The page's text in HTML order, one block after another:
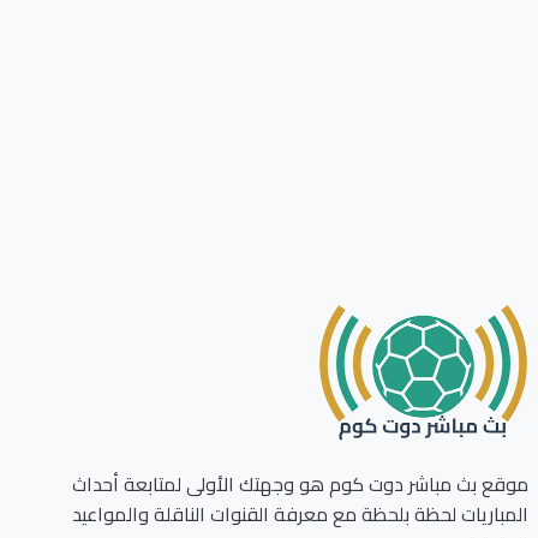
بث مباشر دوت كوم هو وجهتك الأولى لمتابعة أحداث
لحظة بلحظة مع معرفة القنوات الناقلة والمواعيد